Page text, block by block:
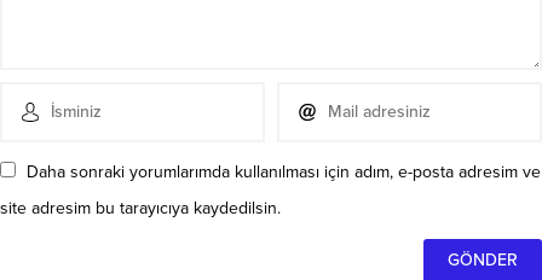
Daha sonraki yorumlarımda kullanılması için adım, e-posta adresim ve
site adresim bu tarayıcıya kaydedilsin.